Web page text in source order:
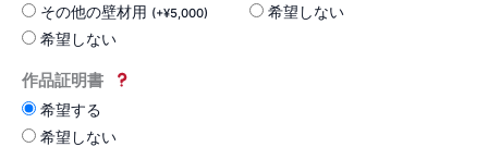
その他の壁材用 (+¥5,000)
希望しない
希望しない
作品証明書
希望する
希望しない